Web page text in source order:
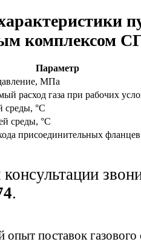
комплексом
Параметр
МПа
расход газа при рабочих
среды, °С
среды, °С
присоединительных
.
поставок газового